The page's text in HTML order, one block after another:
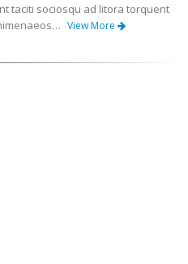
taciti sociosqu ad litora torquent
View More